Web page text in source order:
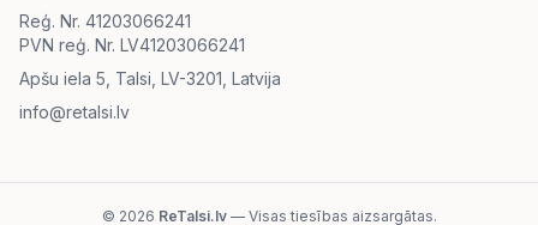
Reģ. Nr. 41203066241
PVN reģ. Nr. LV41203066241
Apšu iela 5, Talsi, LV-3201, Latvija
info@retalsi.lv
© 2026 ReTalsi.lv— Visas tiesības aizsargātas.